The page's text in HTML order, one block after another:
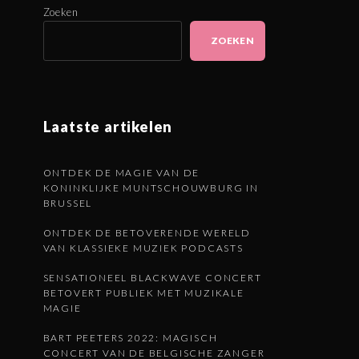
Zoeken
ZOEKEN
Laatste artikelen
ONTDEK DE MAGIE VAN DE
KONINKLIJKE MUNTSCHOUWBURG IN
BRUSSEL
ONTDEK DE BETOVERENDE WERELD
VAN KLASSIEKE MUZIEK PODCASTS
SENSATIONEEL BLACKWAVE CONCERT
BETOVERT PUBLIEK MET MUZIKALE
MAGIE
BART PEETERS 2022: MAGISCH
CONCERT VAN DE BELGISCHE ZANGER